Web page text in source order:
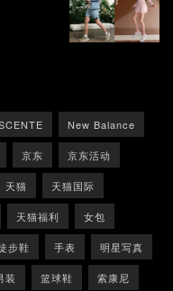
New Balance
京东 京东活动
天猫 天猫国际
天猫福利 女包
步鞋 手表 明星写真
装 篮球鞋 索康尼